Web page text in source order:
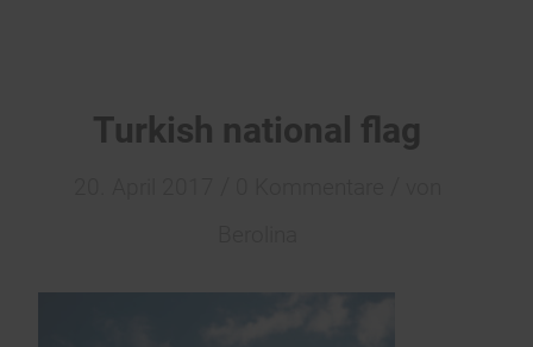
Turkish national flag